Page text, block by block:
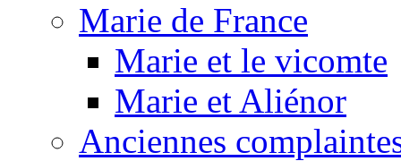
Marie de France
Marie et le vicomte
Marie et Aliénor
Anciennes